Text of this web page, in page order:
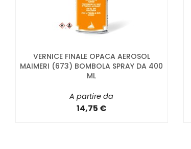
VERNICE FINALE OPACA AEROSOL
MAIMERI (673) BOMBOLA SPRAY DA 400
ML
A partire da
14,75 €